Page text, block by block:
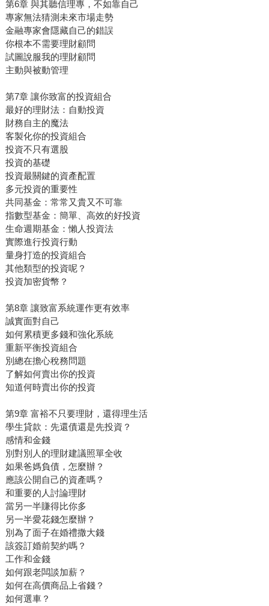
第6章 與其聽信理專，不如靠自己
專家無法猜測未來市場走勢
金融專家會隱藏自己的錯誤
你根本不需要理財顧問
試圖說服我的理財顧問
主動與被動管理
第7章 讓你致富的投資組合
最好的理財法：自動投資
財務自主的魔法
客製化你的投資組合
投資不只有選股
投資的基礎
投資最關鍵的資產配置
多元投資的重要性
共同基金：常常又貴又不可靠
指數型基金：簡單、高效的好投資
生命週期基金：懶人投資法
實際進行投資行動
量身打造的投資組合
其他類型的投資呢？
投資加密貨幣？
第8章 讓致富系統運作更有效率
誠實面對自己
如何累積更多錢和強化系統
重新平衡投資組合
別總在擔心稅務問題
了解如何賣出你的投資
知道何時賣出你的投資
第9章 富裕不只要理財，還得理生活
學生貸款：先還債還是先投資？
感情和金錢
別對別人的理財建議照單全收
如果爸媽負債，怎麼辦？
應該公開自己的資產嗎？
和重要的人討論理財
當另一半賺得比你多
另一半愛花錢怎麼辦？
別為了面子在婚禮撒大錢
該簽訂婚前契約嗎？
工作和金錢
如何跟老闆談加薪？
如何在高價商品上省錢？
如何選車？